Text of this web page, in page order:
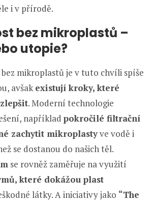
i v přírodě.
bez mikroplastů –
utopie?
mikroplastů je v tuto chvíli spíše
avšakexistují kroky, které
. Moderní technologie
například pokročilé filtrační
zachytit mikroplastyve vodě i
se dostanou do našich těl.
se rovněž zaměřuje na využití
které dokážou plast
látky. A iniciativy jako “The